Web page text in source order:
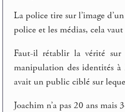
La police tire sur l’image
police et les médias, cela
Faut-il rétablir la vérité sur
manipulation des identités à
avait un public ciblé sur
Joachim n’a pas 20 ans mais